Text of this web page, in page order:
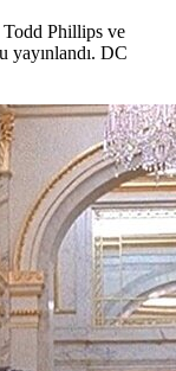
Todd Phillips ve
yayınlandı. DC